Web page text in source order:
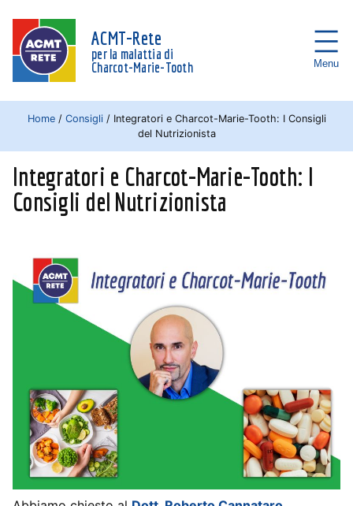
ACMT-Rete
per la malattia di
Charcot-Marie-Tooth
Menu
Home/ Consigli/ Integratori e Charcot-Marie-Tooth: I Consigli
del Nutrizionista
Integratori e Charcot-Marie-Tooth: I
Consigli del Nutrizionista